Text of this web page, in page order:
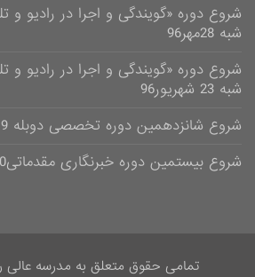
شبه 28مهر96
شبه 23 شهریور96
شروع شانزدهمین دوره تخصصی دوبله 9 شهریور96
شروع بیستمین دوره خبرنگاری مقدماتی30 مرداد 96
تمامی حقوق متعلق به مدرسه عالی